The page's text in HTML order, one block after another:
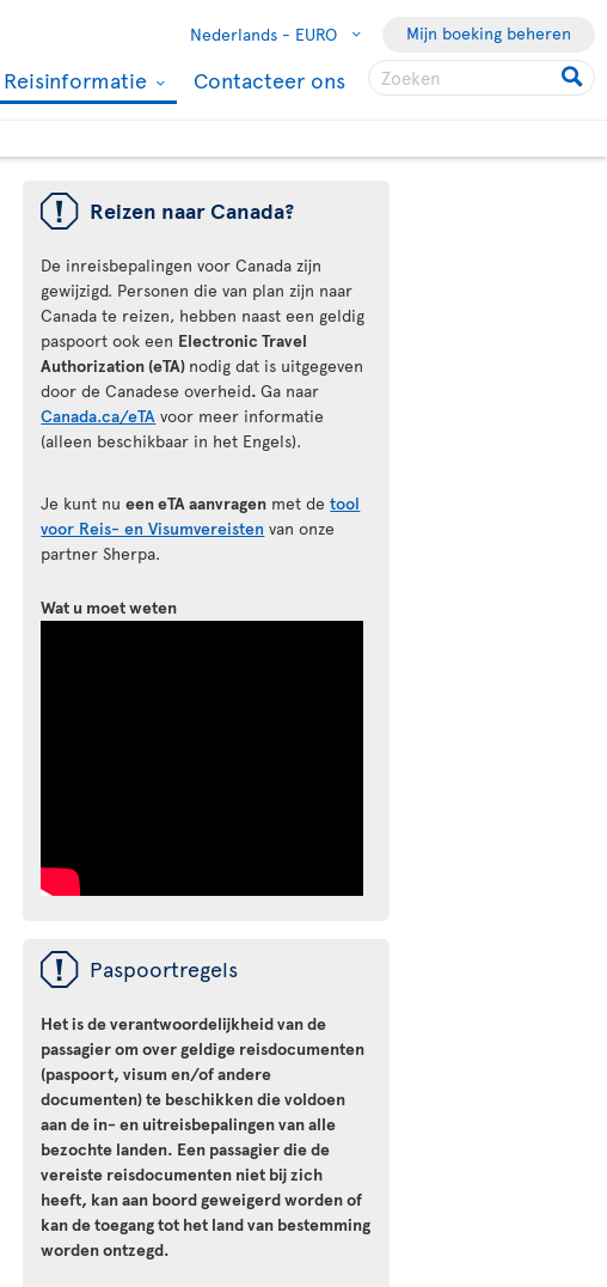
Nederlands - EURO Mijn boeking beheren
Reisinformatie Contacteer ons
ü Reizen naar Canada?
De inreisbepalingen voor Canada zijn
gewijzigd. Personen die van plan zijn naar
Canada te reizen, hebben naast een geldig
paspoort ook een Electronic Travel
Authorization (eTA) nodig dat is uitgegeven
door de Canadese overheid.Ga naar
Canada.ca/eTA voor meer informatie
(alleen beschikbaar in het Engels).
Je kunt nueen eTA aanvragen met detool
voor Reis- en Visumvereisten van onze
partner Sherpa.
Wat u moet weten
ü Paspoortregels
Het is de verantwoordelijkheid van de
passagier om over geldige reisdocumenten
(paspoort, visum en/of andere
documenten) te beschikken die voldoen
aan de in- en uitreisbepalingen van alle
bezochte landen. Een passagier die de
vereiste reisdocumenten niet bij zich
heeft, kan aan boord geweigerd worden of
kan de toegang tot het land van bestemming
worden ontzegd.